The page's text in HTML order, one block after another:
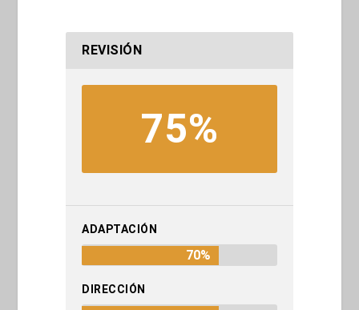
REVISIÓN
75%
ADAPTACIÓN
70%
DIRECCIÓN